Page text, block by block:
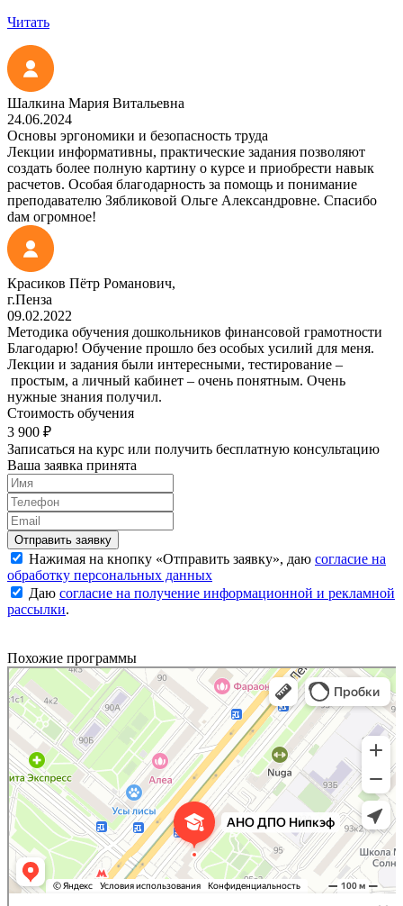
Читать
Шалкина Мария Витальевна
24.06.2024
Основы эргономики и безопасность труда
Лекции информативны, практические задания позволяют
создать более полную картину о курсе и приобрести навык
расчетов. Особая благодарность за помощь и понимание
преподавателю Зябликовой Ольге Александровне. Спасибо
dам огромное!
Красиков Пётр Романович,
г.Пенза
09.02.2022
Методика обучения дошкольников финансовой грамотности
Благодарю! Обучение прошло без особых усилий для меня.
Лекции и задания были интересными, тестирование –
простым, а личный кабинет – очень понятным. Очень
нужные знания получил.
Стоимость обучения
3 900 ₽
Записаться на курс или получить бесплатную консультацию
Ваша заявка принята
Нажимая на кнопку «Отправить заявку», даю согласие на
обработку персональных данных
Даю согласие на получение информационной и рекламной
рассылки.
Похожие программы
Национальный институт переподготовки и повышения квалификации кадров в сфере
экономики и финансов
Дополнительное образование в Москве
Центр повышения квалификации в Москве